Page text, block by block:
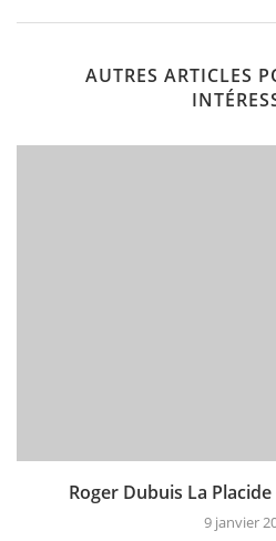
AUTRES ARTICLES
Roger Dubuis La
9 janvier